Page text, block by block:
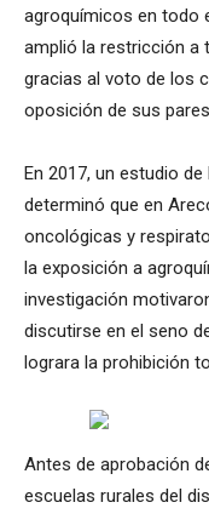
agroquímicos en todo
amplió la restricción a
gracias al voto de los
oposición de sus
En 2017, un estudio
determinó que en
oncológicas y
la exposición a
investigación
discutirse en el seno
lograra la prohibición
Antes de aprobación
escuelas rurales del